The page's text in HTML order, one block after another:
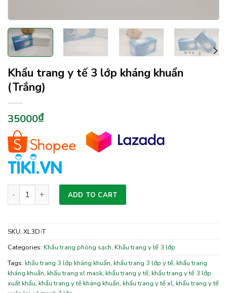
Khẩu trang y tế 3 lớp kháng khuẩn
(Trắng)
35000₫
Khẩu trang y tế 3 lớp kháng khuẩn (Trắng) quantity
ADD TO CART
SKU: XL3D-T
Categories: Khẩu trang phòng sạch, Khẩu trang y tế 3 lớp
Tags: khẩu trang 3 lớp kháng khuẩn, khẩu trang 3 lớp y tế, khẩu trang
kháng khuẩn, khẩu trang xl mask, khẩu trang y tế, khẩu trang y tế 3 lớp
xuất khẩu, khẩu trang y tế kháng khuẩn, khẩu trang y tế xl, khẩu trang y tế